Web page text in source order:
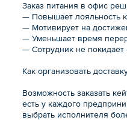
Заказ питания в офис
— Повышает лояльность
— Мотивирует на
— Уменьшает время
— Сотрудник не покидает
Как организовать
Возможность заказать
есть у каждого
выбрать исполнителя